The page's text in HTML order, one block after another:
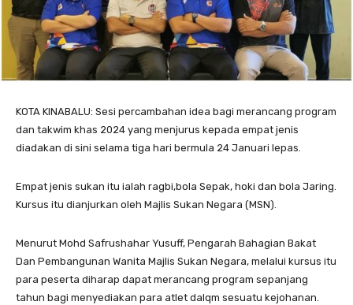
KOTA KINABALU: Sesi percambahan idea bagi merancang program
dan takwim khas 2024 yang menjurus kepada empat jenis
diadakan di sini selama tiga hari bermula 24 Januari lepas.
Empat jenis sukan itu ialah ragbi,bola Sepak, hoki dan bola Jaring.
Kursus itu dianjurkan oleh Majlis Sukan Negara (MSN).
Menurut Mohd Safrushahar Yusuff, Pengarah Bahagian Bakat
Dan Pembangunan Wanita Majlis Sukan Negara, melalui kursus itu
para peserta diharap dapat merancang program sepanjang
tahun bagi menyediakan para atlet dalqm sesuatu kejohanan.